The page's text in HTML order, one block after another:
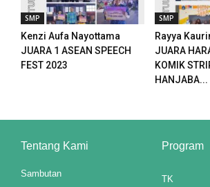
SMP
Kenzi Aufa Nayottama
JUARA 1 ASEAN SPEECH
FEST 2023
SMP
Rayya
JUARA
KOMIK
HANJABA...
Tentang Kami
Sambutan
Program
TK